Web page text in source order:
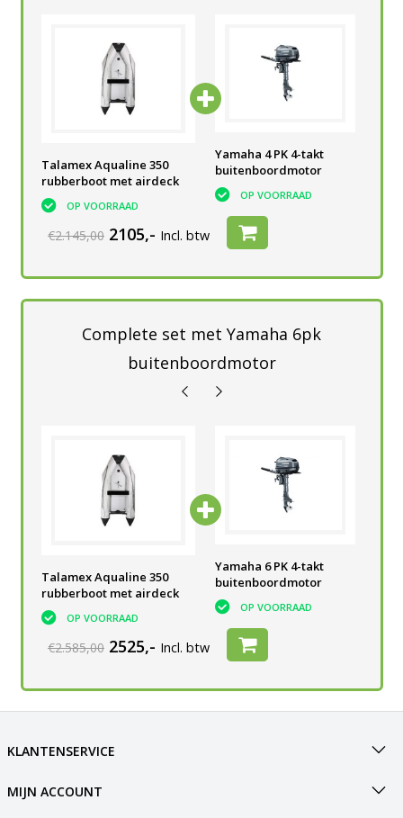
Talamex Aqualine 350
rubberboot met airdeck
OP VOORRAAD
buitenboordmotor
Yamaha 4 PK 4-takt
buitenboordmotor
OP VOORRAAD
€2.145,00 2105,- Incl. btw
Complete set met Yamaha 6pk
buitenboordmotor
Talamex Aqualine 350
rubberboot met airdeck
OP VOORRAAD
buitenboordmotor
Yamaha 6 PK 4-takt
buitenboordmotor
OP VOORRAAD
€2.585,00 2525,- Incl. btw
KLANTENSERVICE
MIJN ACCOUNT